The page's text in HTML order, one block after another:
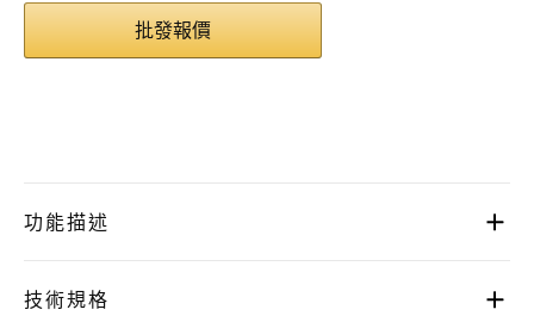
批發報價
功能描述
技術規格